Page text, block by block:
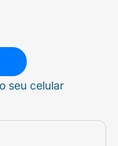
seu celular